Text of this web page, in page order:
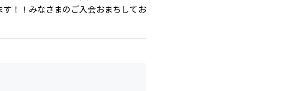
！！みなさまのご入会おまちしてお